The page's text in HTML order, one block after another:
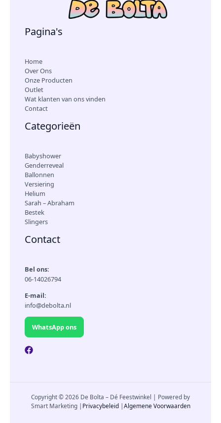
Pagina's
Home
Over Ons
Onze Producten
Outlet
Wat klanten van ons vinden
Contact
Categorieën
Babyshower
Genderreveal
Ballonnen
Versiering
Helium
Sarah – Abraham
Bestek
Slingers
Contact
Bel ons:
06-14026794
E-mail:
info@debolta.nl
WhatsApp ons
Copyright © 2026 De Bolta – Dé Feestwinkel | Powered by
Smart Marketing | Privacybeleid|Algemene Voorwaarden